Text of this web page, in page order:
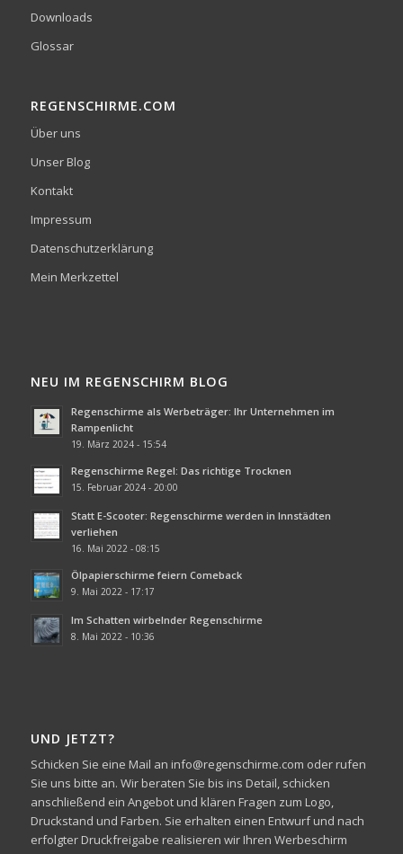
Downloads
Glossar
REGENSCHIRME.COM
Über uns
Unser Blog
Kontakt
Impressum
Datenschutzerklärung
Mein Merkzettel
NEU IM REGENSCHIRM BLOG
Regenschirme als Werbeträger: Ihr Unternehmen im
Rampenlicht
19. März 2024 - 15:54
Regenschirme Regel: Das richtige Trocknen
15. Februar 2024 - 20:00
Statt E-Scooter: Regenschirme werden in Innstädten
verliehen
16. Mai 2022 - 08:15
Ölpapierschirme feiern Comeback
9. Mai 2022 - 17:17
Im Schatten wirbelnder Regenschirme
8. Mai 2022 - 10:36
UND JETZT?
Schicken Sie eine Mail an info@regenschirme.com oder rufen
Sie uns bitte an. Wir beraten Sie bis ins Detail, schicken
anschließend ein Angebot und klären Fragen zum Logo,
Druckstand und Farben. Sie erhalten einen Entwurf und nach
erfolgter Druckfreigabe realisieren wir Ihren Werbeschirm